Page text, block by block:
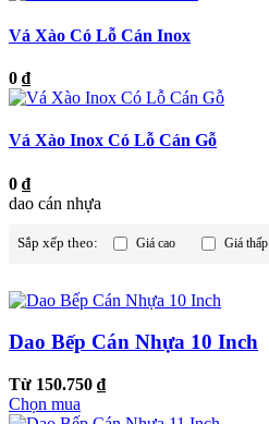
Vá Xào Có Lỗ Cán Inox
0 ₫
Vá Xào Inox Có Lỗ Cán Gỗ
0 ₫
dao cán nhựa
Sắp xếp theo: Giá cao Giá thấp
Dao Bếp Cán Nhựa 10 Inch
Từ 150.750 ₫
Chọn mua